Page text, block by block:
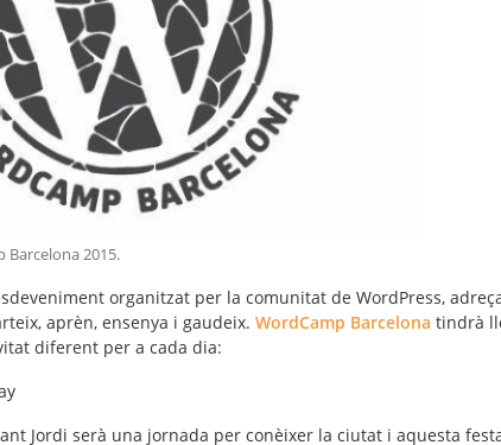
Barcelona 2015.
organitzat per la comunitat de WordPress,
aprèn, ensenya i gaudeix. WordCamp Barcelona tindrà
diferent per a cada dia:
Jordi serà una jornada per conèixer la ciutat i aquesta